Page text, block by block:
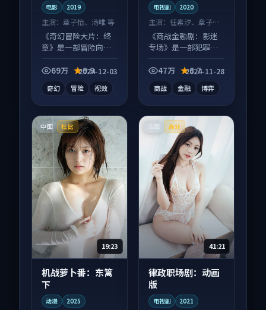
电影 2019
主演： 章子怡、汤唯 等
《奇幻冒险大片：终
章》是一部冒险向电
酵，适合周末一口气
69万 9.9
2024-12-03
奇幻 冒险 视效
电视剧 2020
主演：任素汐、章子怡
等
《商战金融剧：影迷
专场》是一部犯罪向
素齐全，观感爽快不
47万 8.7
2024-11-28
商战 金融 博弈
中国 杜比
19:23
机战萝卜番：东篱
下
动漫 2025
高分
41:21
律政职场剧：动画
版
电视剧 2021